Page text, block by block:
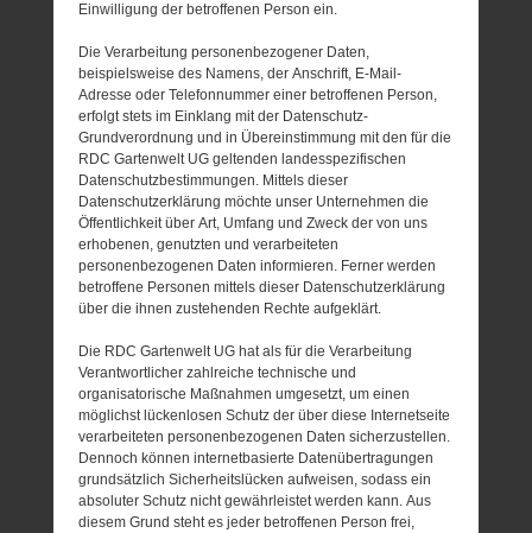
Einwilligung der betroffenen Person ein.
Die Verarbeitung personenbezogener Daten,
beispielsweise des Namens, der Anschrift, E-Mail-
Adresse oder Telefonnummer einer betroffenen Person,
erfolgt stets im Einklang mit der Datenschutz-
Grundverordnung und in Übereinstimmung mit den für die
RDC Gartenwelt UG geltenden landesspezifischen
Datenschutzbestimmungen. Mittels dieser
Datenschutzerklärung möchte unser Unternehmen die
Öffentlichkeit über Art, Umfang und Zweck der von uns
erhobenen, genutzten und verarbeiteten
personenbezogenen Daten informieren. Ferner werden
betroffene Personen mittels dieser Datenschutzerklärung
über die ihnen zustehenden Rechte aufgeklärt.
Die RDC Gartenwelt UG hat als für die Verarbeitung
Verantwortlicher zahlreiche technische und
organisatorische Maßnahmen umgesetzt, um einen
möglichst lückenlosen Schutz der über diese Internetseite
verarbeiteten personenbezogenen Daten sicherzustellen.
Dennoch können internetbasierte Datenübertragungen
grundsätzlich Sicherheitslücken aufweisen, sodass ein
absoluter Schutz nicht gewährleistet werden kann. Aus
diesem Grund steht es jeder betroffenen Person frei,